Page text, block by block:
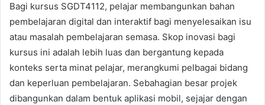
Bagi kursus SGDT4112, pelajar membangunkan bahan
pembelajaran digital dan interaktif bagi menyelesaikan isu
atau masalah pembelajaran semasa. Skop inovasi bagi
kursus ini adalah lebih luas dan bergantung kepada
konteks serta minat pelajar, merangkumi pelbagai bidang
dan keperluan pembelajaran. Sebahagian besar projek
dibangunkan dalam bentuk aplikasi mobil, sejajar dengan